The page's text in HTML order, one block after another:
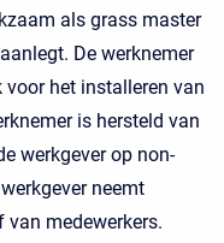
als grass master
De werknemer
het installeren van
is hersteld van
werkgever op non-
neemt
medewerkers.